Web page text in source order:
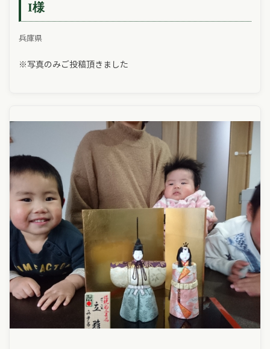
I様
兵庫県
※写真のみご投稿頂きました